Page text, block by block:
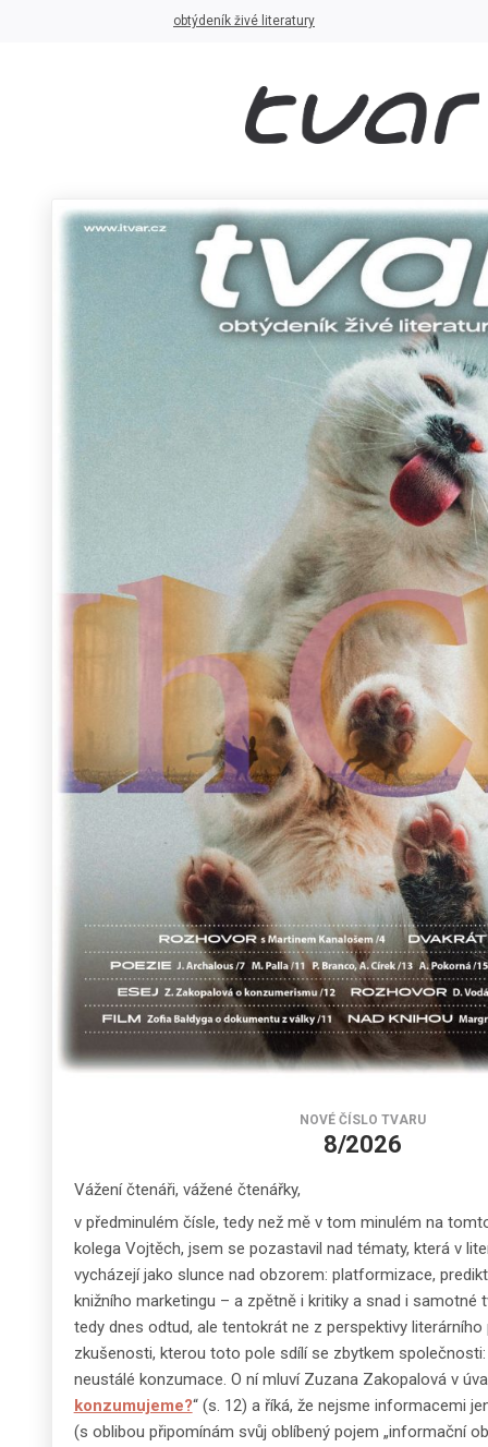
obtýdeník živé literatury
NOVÉ ČÍSLO TVARU
8/2026
Vážení čtenáři, vážené čtenářky,
v předminulém čísle, tedy než mě v tom minulém na
kolega Vojtěch, jsem se pozastavil nad tématy, která v
vycházejí jako slunce nad obzorem: platformizace,
knižního marketingu – a zpětně i kritiky a snad i samotné
tedy dnes odtud, ale tentokrát ne z perspektivy literárního
zkušenosti, kterou toto pole sdílí se zbytkem
neustálé konzumace. O ní mluví Zuzana Zakopalová v
konzumujeme?“ (s. 12) a říká, že nejsme informacemi
(s oblibou připomínám svůj oblíbený pojem „informační